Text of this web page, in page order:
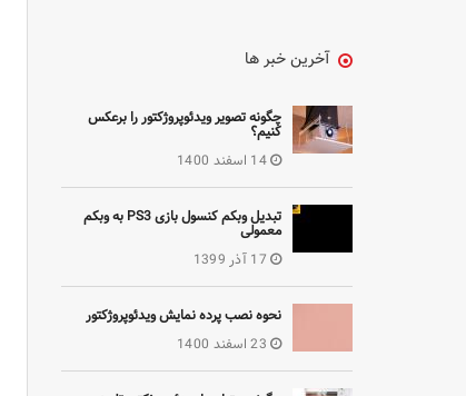
آخرین خبر ها
چگونه تصویر ویدئوپروژکتور را برعکس
کنیم؟
14 اسفند 1400
تبدیل وبکم کنسول بازی PS3 به وبکم
معمولی
17 آذر 1399
نحوه نصب پرده نمایش ویدئوپروژکتور
23 اسفند 1400